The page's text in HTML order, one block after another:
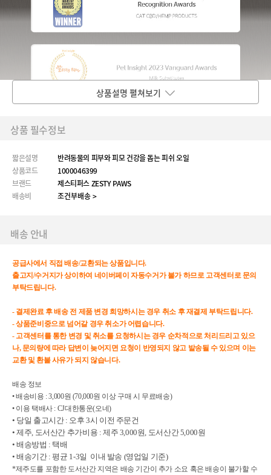
상품설명 펼쳐보기
상품 필수정보
짧은설명
반려동물의 피부와 피모 건강을 돕는 피쉬 오일
상품코드
1000046399
브랜드
제스티퍼스 ZESTY PAWS
배송비
조건부배송 >
배송 안내
공급사에서 직접 배송/교환되는 상품입니다.
출고지/수거지가 상이하여 네이버페이 자동수거가 불가 하므로 고객센터로 문의
부탁드립니다.
- 결제완료 후 배송 전 제품 변경 희망하시는 경우 취소 후 재결제 부탁드립니다.
- 상품준비중으로 넘어갈 경우 취소가 어렵습니다.
- 고객센터를 통한 변경 및 취소를 요청하시는 경우 순차적으로 처리드리고 있으
나, 문의량에 따라 답변이 늦어지면 요청이 반영되지 않고 발송될 수 있으며 이는
교환 및 환불 사유가 되지 않습니다.
배송 정보
• 배송비용 : 3,000원 (70,000원 이상 구매 시 무료배송)
• 이용 택배사 : CJ대한통운(오네)
• 당일 출고시간 : 오후 3시 이전 주문건
• 제주, 도서산간 추가비용 : 제주 3,000원, 도서산간 5,000원
• 배송방법 : 택배
• 배송기간 : 평균 1-3일 이내 발송 (영업일 기준)
*제주도를 포함한 도서산간 지역은 배송 기간이 추가 소요 혹은 배송이 불가할 수